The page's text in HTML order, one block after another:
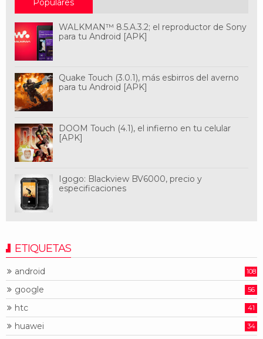
Populares
WALKMAN™ 8.5.A.3.2; el reproductor de Sony
para tu Android [APK]
Quake Touch (3.0.1), más esbirros del averno
para tu Android [APK]
DOOM Touch (4.1), el infierno en tu celular
[APK]
Igogo: Blackview BV6000, precio y
especificaciones
ETIQUETAS
android 108
google 56
htc 41
huawei 34